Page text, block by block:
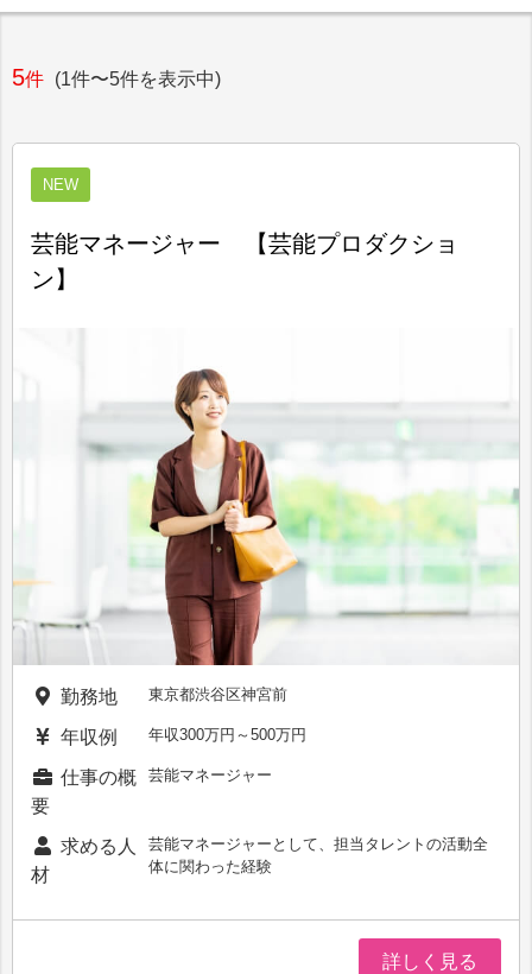
5件 (1件〜5件を表示中)
NEW
芸能マネージャー 【芸能プロダクショ
ン】
勤務地 東京都渋谷区神宮前
年収例 年収300万円～500万円
仕事の概
要
芸能マネージャー
求める人
材
芸能マネージャーとして、担当タレントの活動全
体に関わった経験
詳しく見る